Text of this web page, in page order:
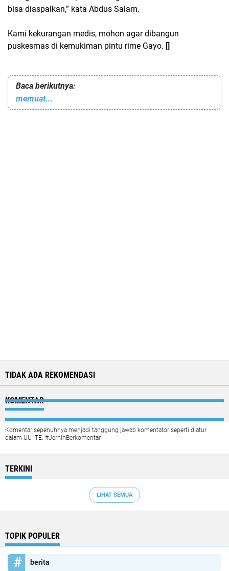
bisa diaspalkan,” kata Abdus Salam.
Kami kekurangan medis, mohon agar dibangun
puskesmas di kemukiman pintu rime Gayo. []
Baca berikutnya:
memuat...
TIDAK ADA REKOMENDASI
KOMENTAR
Komentar sepenuhnya menjadi tanggung jawab komentator seperti diatur
dalam UU ITE. #JernihBerkomentar
TERKINI
LIHAT SEMUA
TOPIK POPULER
berita